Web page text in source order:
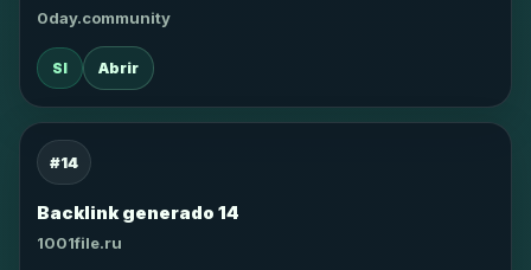
0day.community
SI Abrir
#14
Backlink generado 14
1001file.ru